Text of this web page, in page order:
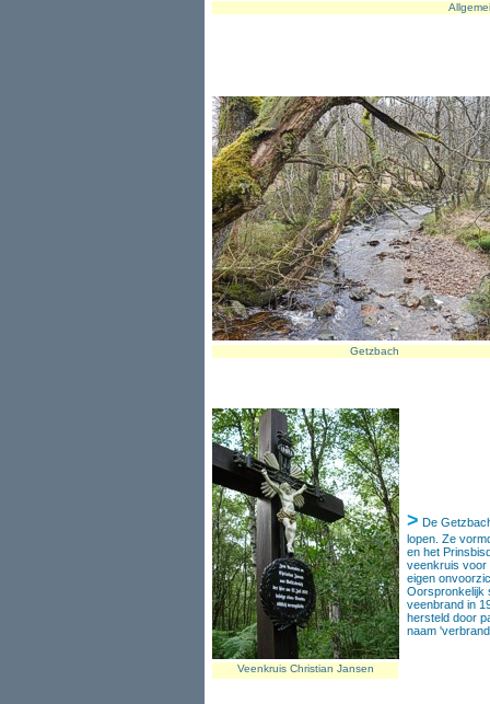
> De
lopen. Ze
en het
veenkruis voor
eigen
Oorspronkelijk
veenbrand in
hersteld door
naam
Getzbach
Veenkruis Christian Jansen